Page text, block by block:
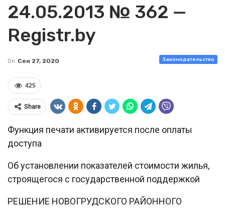
24.05.2013 № 362 —
Registr.by
Законодательство
On Сен 27, 2020
425
Share
Функция печати активируется после оплаты
доступа
Об установлении показателей стоимости жилья,
строящегося с государственной поддержкой
РЕШЕНИЕ НОВОГРУДСКОГО РАЙОННОГО